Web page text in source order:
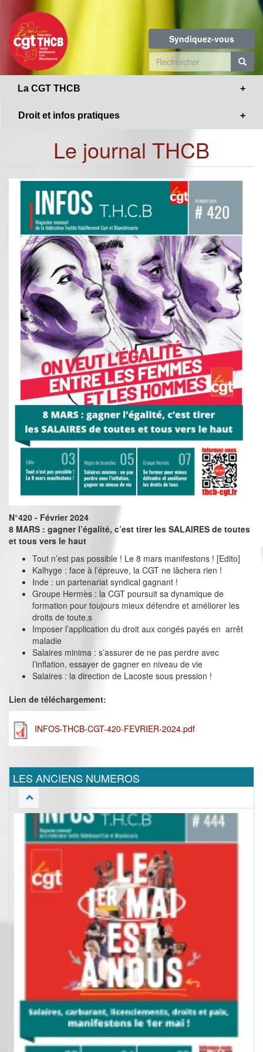
contenu
principal
Syndiquez-vous
Formulaire
de
La CGT THCB
Droit et infos pratiques
Le journal THCB
N°420 - Février 2024
8 MARS : gagner l’égalité, c’est tirer les SALAIRES de toutes
et tous vers le haut
Tout n’est pas possible ! Le 8 mars manifestons ! [Edito]
Kalhyge : face à l’épreuve, la CGT ne lâchera rien !
Inde : un partenariat syndical gagnant !
Groupe Hermès : la CGT poursuit sa dynamique de
formation pour toujours mieux défendre et améliorer les
droits de toute.s
Imposer l’application du droit aux congés payés en arrêt
maladie
Salaires minima : s’assurer de ne pas perdre avec
l’inflation, essayer de gagner en niveau de vie
Salaires : la direction de Lacoste sous pression !
Lien de téléchargement:
INFOS-THCB-CGT-420-FEVRIER-2024.pdf
LES ANCIENS NUMEROS